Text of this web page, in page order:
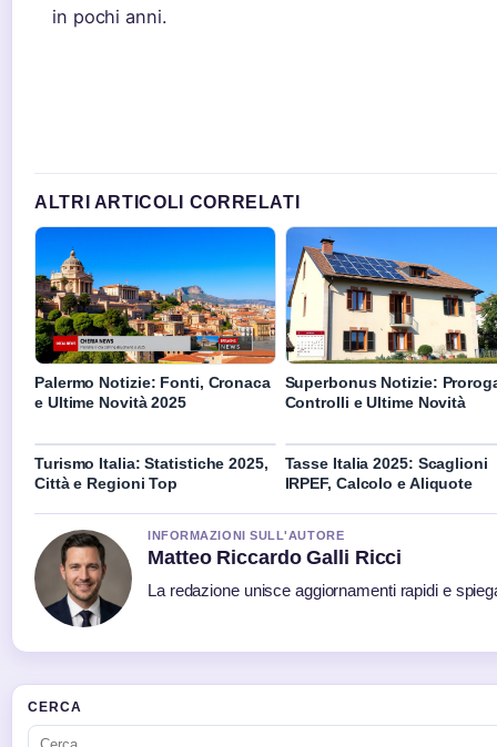
in pochi anni.
ALTRI ARTICOLI CORRELATI
Palermo Notizie: Fonti, Cronaca
e Ultime Novità 2025
Superbonus Notizie:
Controlli e Ultime Novità
Turismo Italia: Statistiche 2025,
Città e Regioni Top
Tasse Italia 2025: Scaglioni
IRPEF, Calcolo e Aliquote
INFORMAZIONI SULL'AUTORE
Matteo Riccardo Galli Ricci
La redazione unisce aggiornamenti rapidi e
CERCA